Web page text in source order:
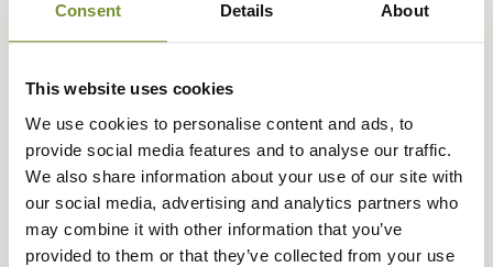
Consent Details About
This website uses cookies
We use cookies to personalise content and ads, to
provide social media features and to analyse our traffic.
We also share information about your use of our site with
our social media, advertising and analytics partners who
may combine it with other information that you’ve
provided to them or that they’ve collected from your use
Expédié dans
la journée
Échange ou
retour sous
Paiement
Paiement en
Description
Niggeloh vous présente la bretelle en doublure